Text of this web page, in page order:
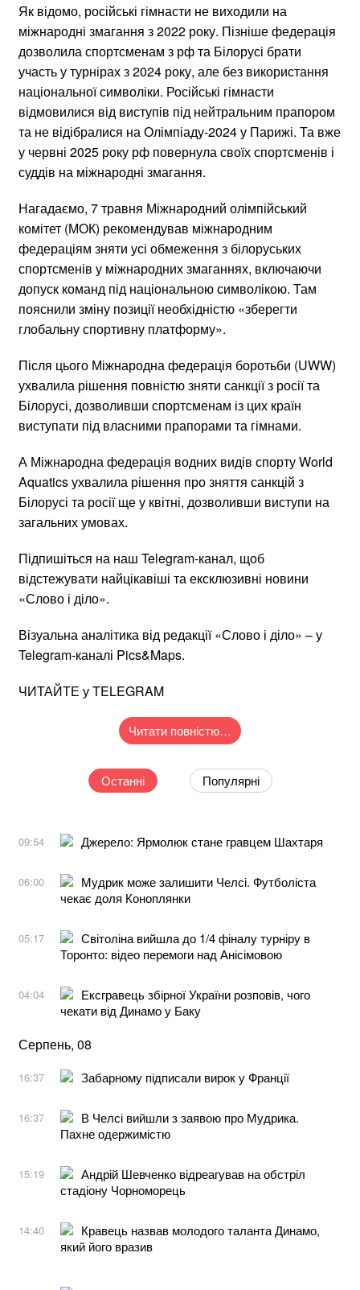
Як відомо, російські гімнасти не виходили на
міжнародні змагання з 2022 року. Пізніше федерація
дозволила спортсменам з рф та Білорусі брати
участь у турнірах з 2024 року, але без використання
національної символіки. Російські гімнасти
відмовилися від виступів під нейтральним прапором
та не відібралися на Олімпіаду-2024 у Парижі. Та вже
у червні 2025 року рф повернула своїх спортсменів і
суддів на міжнародні змагання.
Нагадаємо, 7 травня Міжнародний олімпійський
комітет (МОК) рекомендував міжнародним
федераціям зняти усі обмеження з білоруських
спортсменів у міжнародних змаганнях, включаючи
допуск команд під національною символікою. Там
пояснили зміну позиції необхідністю «зберегти
глобальну спортивну платформу».
Після цього Міжнародна федерація боротьби (UWW)
ухвалила рішення повністю зняти санкції з росії та
Білорусі, дозволивши спортсменам із цих країн
виступати під власними прапорами та гімнами.
А Міжнародна федерація водних видів спорту World
Aquatics ухвалила рішення про зняття санкцій з
Білорусі та росії ще у квітні, дозволивши виступи на
загальних умовах.
Підпишіться на наш Telegram-канал, щоб
відстежувати найцікавіші та ексклюзивні новини
«Слово і діло».
Візуальна аналітика від редакції «Слово і діло» – у
Telegram-каналі Pics&Maps.
ЧИТАЙТЕ у TELEGRAM
Читати повністю…
Останні Популярні
09:54 Джерело: Ярмолюк стане гравцем Шахтаря
06:00
Мудрик може залишити Челсі. Футболіста
чекає доля Коноплянки
05:17
Світоліна вийшла до 1/4 фіналу турніру в
Торонто: відео перемоги над Анісімовою
04:04
Ексгравець збірної України розповів, чого
чекати від Динамо у Баку
Серпень, 08
16:37 Забарному підписали вирок у Франції
16:37
В Челсі вийшли з заявою про Мудрика.
Пахне одержимістю
15:19
Андрій Шевченко відреагував на обстріл
стадіону Чорноморець
14:40
Кравець назвав молодого таланта Динамо,
який його вразив